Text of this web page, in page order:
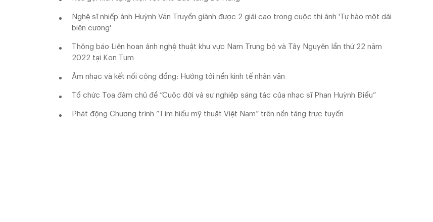
Nghệ sĩ nhiếp ảnh Huỳnh Văn Truyền giành được 2 giải cao trong cuộc thi ảnh 'Tự hào một dải
biên cương'
Thông báo Liên hoan ảnh nghệ thuật khu vực Nam Trung bộ và Tây Nguyên lần thứ 22 năm
2022 tại Kon Tum
Âm nhạc và kết nối cộng đồng: Hướng tới nền kinh tế nhân văn
Tổ chức Tọa đàm chủ đề “Cuộc đời và sự nghiệp sáng tác của nhạc sĩ Phan Huỳnh Điểu”
Phát động Chương trình “Tìm hiểu mỹ thuật Việt Nam” trên nền tảng trực tuyến